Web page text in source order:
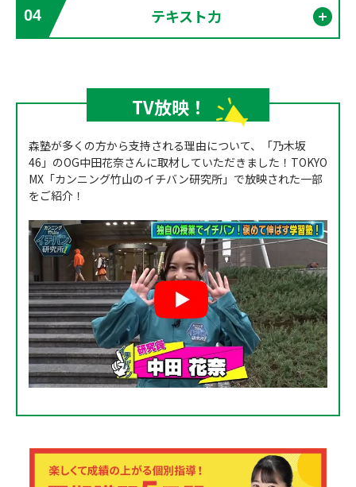
04 テキスト力
TV放映！
森塾が多くの方から支持される理由について、「乃木坂
46」のOG中田花奈さんに取材していただきました！TOKYO
MX「カンニング竹山のイチバン研究所」で放映された一部
をご紹介！